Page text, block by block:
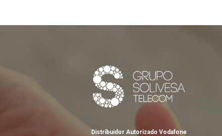
Distribuidor Autorizado Vodafone